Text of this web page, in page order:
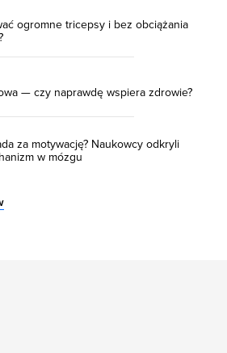
ogromne tricepsy i bez obciążania
— czy naprawdę wspiera zdrowie?
za motywację? Naukowcy odkryli
w mózgu